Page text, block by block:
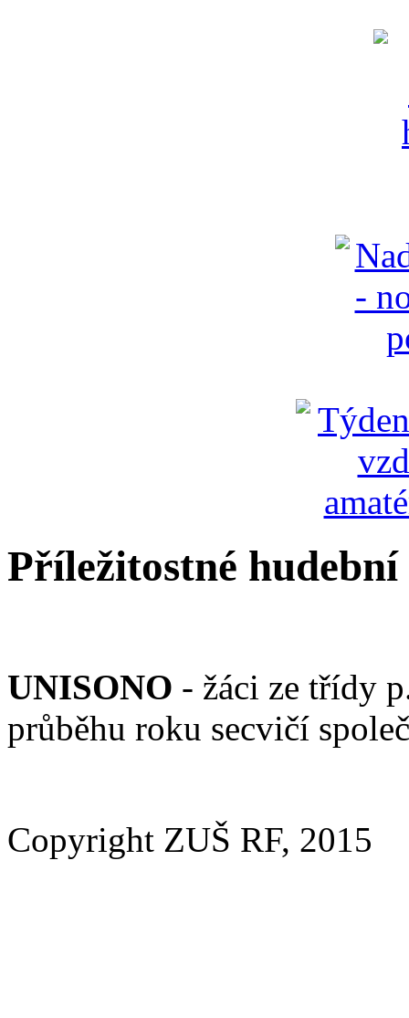
Příležitostné
UNISONO - žáci ze třídy
průběhu roku secvičí
Copyright ZUŠ RF, 2015